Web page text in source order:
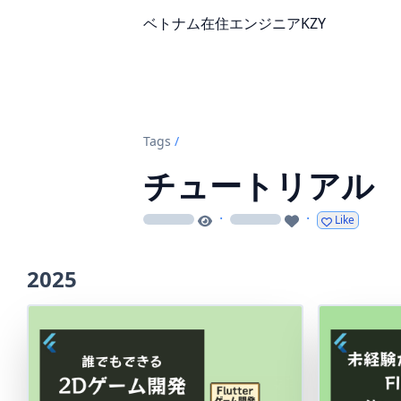
ベトナム在住エンジニアKZY
Tags /
チュートリアル
loading · loading · Like
2025